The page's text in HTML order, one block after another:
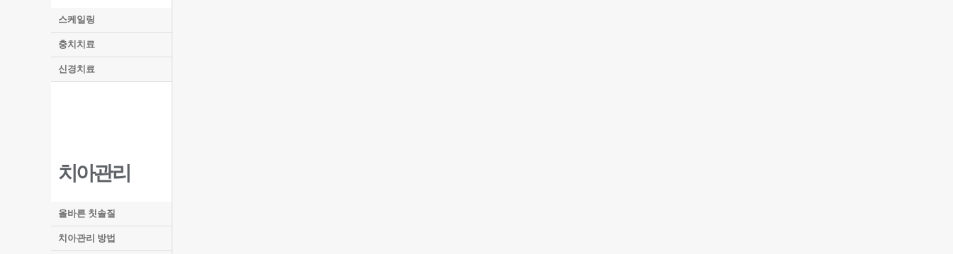
스케일링
충치치료
신경치료
치아관리
올바른 칫솔질
치아관리 방법